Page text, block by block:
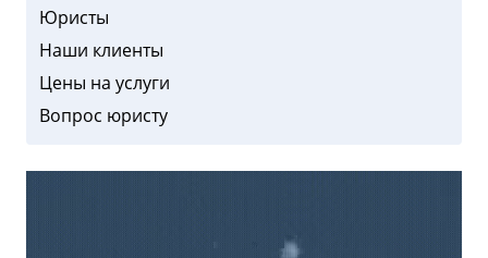
Юристы
Наши клиенты
Цены на услуги
Вопрос юристу